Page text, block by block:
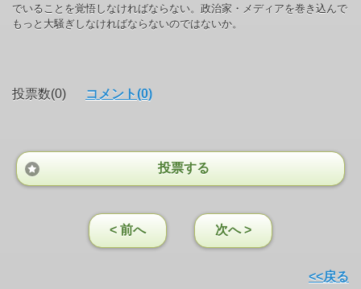
でいることを覚悟しなければならない。政治家・メディアを巻き込んで
もっと大騒ぎしなければならないのではないか。
投票数(0) コメント(0)
投票する
< 前へ 次へ >
<<戻る